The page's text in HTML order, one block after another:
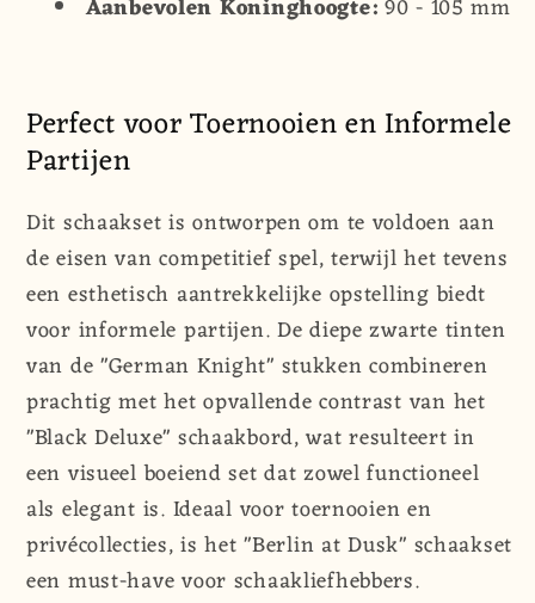
Aanbevolen Koninghoogte:90 - 105 mm
Perfect voor Toernooien en Informele
Partijen
Dit schaakset is ontworpen om te voldoen aan
de eisen van competitief spel, terwijl het tevens
een esthetisch aantrekkelijke opstelling biedt
voor informele partijen. De diepe zwarte tinten
van de "German Knight" stukken combineren
prachtig met het opvallende contrast van het
"Black Deluxe" schaakbord, wat resulteert in
een visueel boeiend set dat zowel functioneel
als elegant is. Ideaal voor toernooien en
privécollecties, is het "Berlin at Dusk" schaakset
een must-have voor schaakliefhebbers.